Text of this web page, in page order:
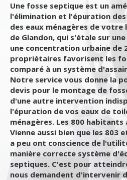
Une fosse septique est un
l'élimination et l'épuration
des eaux ménagères de votre
de Glandon, qui s'étale sur
une concentration urbaine de
propriétaires favorisent les
comparé à un système
Notre service vous donne la
devis pour le montage de
d'une autre intervention
l'épuration de vos eaux de
ménagères. Les 800 habitants
Vienne aussi bien que les 803
a peu ont conscience de
manière correcte système
septiques. C'est pour
nous demandent d'intervenir